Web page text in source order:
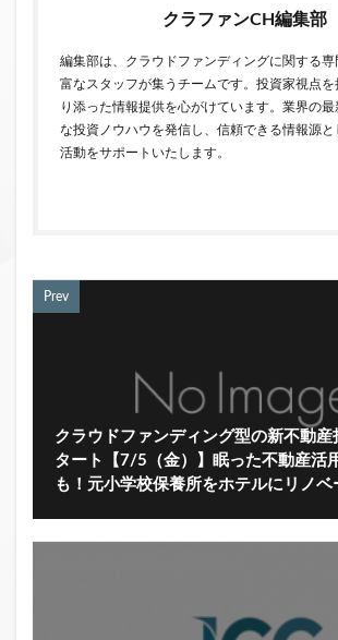
クラファンCH編集部
編集部は、クラウドファンディングに関する専
富なスタッフが集うチームです。投資家視点
り添った情報提供を心がけています。業界の
な投資ノウハウを発信し、信頼できる情報源
活動をサポートいたします。
Prev
クラウドファンディング型の新不動産
タート【7/5（金）】眠った不動産活
も！元小学校保養所をホテルにリノベ